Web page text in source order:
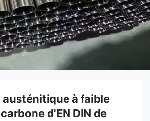
austénitique à faible
d'EN DIN de